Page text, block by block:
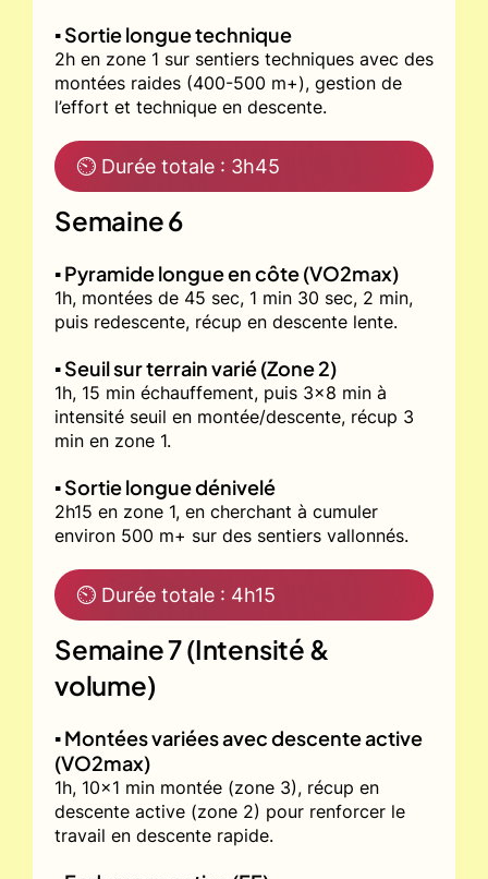
▪️ Sortie longue technique
2h en zone 1 sur sentiers techniques avec des
montées raides (400-500 m+), gestion de
l’effort et technique en descente.
⏲ Durée totale : 3h45
Semaine 6
▪️ Pyramide longue en côte (VO2max)
1h, montées de 45 sec, 1 min 30 sec, 2 min,
puis redescente, récup en descente lente.
▪️ Seuil sur terrain varié (Zone 2)
1h, 15 min échauffement, puis 3x8 min à
intensité seuil en montée/descente, récup 3
min en zone 1.
▪️ Sortie longue dénivelé
2h15 en zone 1, en cherchant à cumuler
environ 500 m+ sur des sentiers vallonnés.
⏲ Durée totale : 4h15
Semaine 7 (Intensité &
volume)
▪️ Montées variées avec descente active
(VO2max)
1h, 10x1 min montée (zone 3), récup en
descente active (zone 2) pour renforcer le
travail en descente rapide.